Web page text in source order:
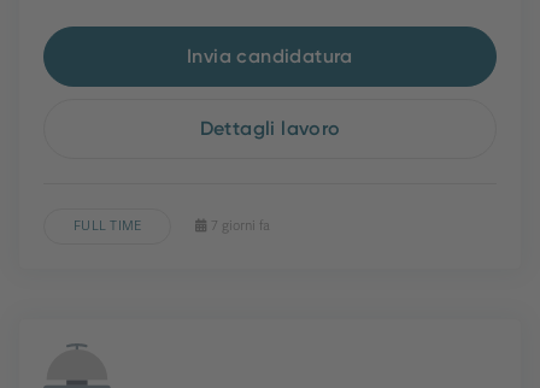
Invia candidatura
Dettagli lavoro
FULL TIME 7 giorni fa